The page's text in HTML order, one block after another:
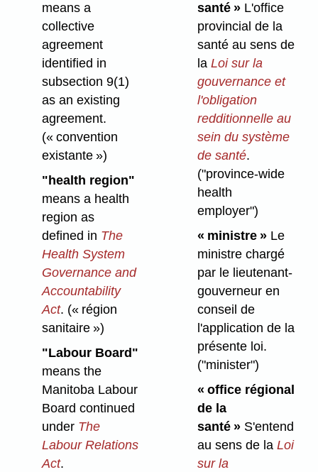
means a
collective
agreement
identified in
subsection 9(1)
as an existing
agreement.
(« convention
existante »)
"health region"
means a health
region as
defined in The
Health System
Governance and
Accountability
Act. (« région
sanitaire »)
"Labour Board"
means the
Manitoba Labour
Board continued
under The
Labour Relations
Act.
santé »L'office
provincial de la
santé au sens de
la Loi sur la
gouvernance et
l'obligation
redditionnelle au
sein du système
de santé.
("province-wide
health
employer")
« ministre »Le
ministre chargé
par le lieutenant-
gouverneur en
conseil de
l'application de la
présente loi.
("minister")
« office régional
de la
santé »S'entend
au sens de la Loi
sur la